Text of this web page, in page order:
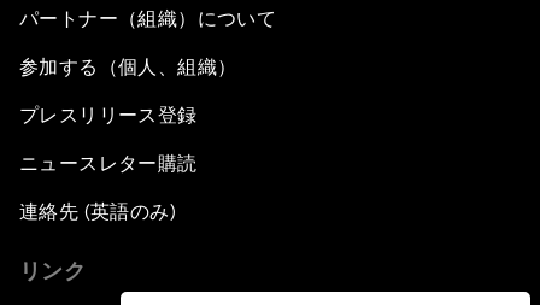
パートナー（組織）について
参加する（個人、組織）
プレスリリース登録
ニュースレター購読
連絡先 (英語のみ)
リンク